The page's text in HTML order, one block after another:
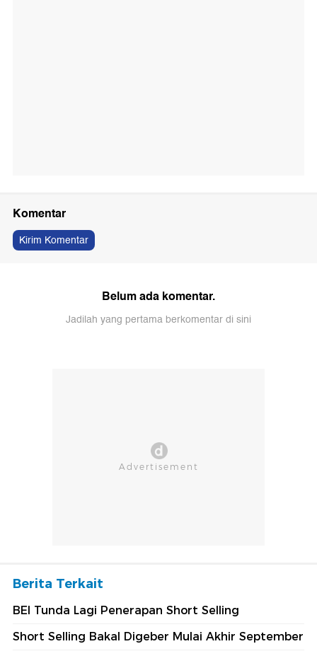
Komentar
Kirim Komentar
Belum ada komentar.
Jadilah yang pertama berkomentar di sini
Berita Terkait
BEI Tunda Lagi Penerapan Short Selling
Short Selling Bakal Digeber Mulai Akhir September